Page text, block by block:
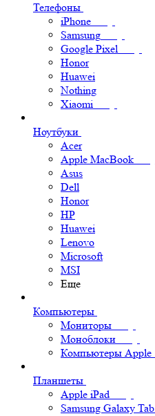
Телефоны
iPhone
Samsung
Google Pixel
Honor
Huawei
Nothing
Xiaomi
Ноутбуки
Acer
Apple MacBook
Asus
Dell
Honor
HP
Huawei
Lenovo
Microsoft
MSI
Еще
Компьютеры
Мониторы
Моноблоки
Компьютеры Apple
Планшеты
Apple iPad
Samsung Galaxy Tab